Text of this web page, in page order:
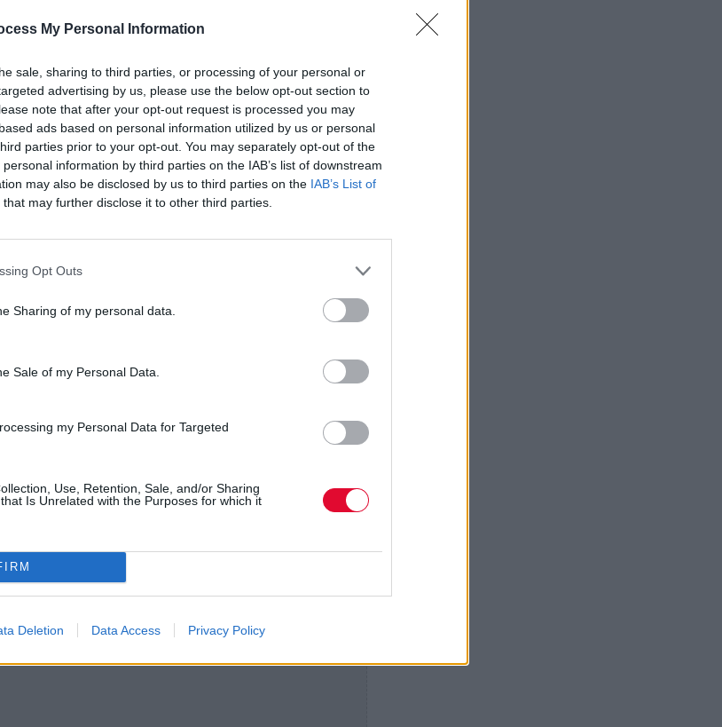
My Personal Information
sale, sharing to third parties, or processing of your personal or
advertising by us, please use the below opt-out section to
note that after your opt-out request is processed you may
ads based on personal information utilized by us or personal
parties prior to your opt-out. You may separately opt-out of the
information by third parties on the IAB’s list of downstream
may also be disclosed by us to third parties on the IAB’s List of
that may further disclose it to other third parties.
Opt Outs
Sharing of my personal data.
Sale of my Personal Data.
my Personal Data for Targeted
Use, Retention, Sale, and/or Sharing
Is Unrelated with the Purposes for which it
Deletion Data Access Privacy Policy
προπώλησης για τις 19/7, με headliners
Τα 4.000 early bird εισιτήρια των 65€
λεπτά.